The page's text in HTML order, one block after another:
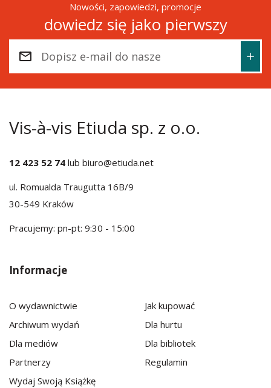
Nowości, zapowiedzi, promocje
dowiedz się jako pierwszy
Vis-à-vis Etiuda sp. z o.o.
12 423 52 74 lub biuro@etiuda.net
ul. Romualda Traugutta 16B/9
30-549 Kraków
Pracujemy: pn-pt: 9:30 - 15:00
Informacje
O wydawnictwie
Archiwum wydań
Dla mediów
Partnerzy
Wydaj Swoją Książkę
Jak kupować
Dla hurtu
Dla bibliotek
Regulamin